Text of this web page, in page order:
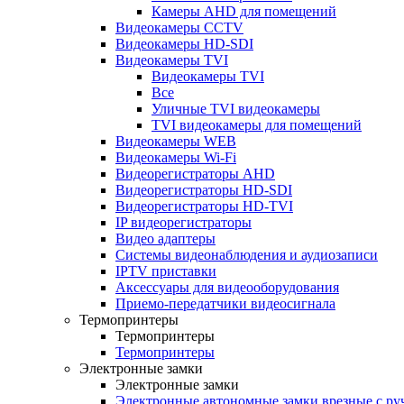
Камеры AHD для помещений
Видеокамеры CCTV
Видеокамеры HD-SDI
Видеокамеры TVI
Видеокамеры TVI
Все
Уличные TVI видеокамеры
TVI видеокамеры для помещений
Видеокамеры WEB
Видеокамеры Wi-Fi
Видеорегистраторы AHD
Видеорегистраторы HD-SDI
Видеорегистраторы HD-TVI
IP видеорегистраторы
Видео адаптеры
Системы видеонаблюдения и аудиозаписи
IPTV приставки
Аксессуары для видеооборудования
Приемо-передатчики видеосигнала
Термопринтеры
Термопринтеры
Термопринтеры
Электронные замки
Электронные замки
Электронные автономные замки врезные с